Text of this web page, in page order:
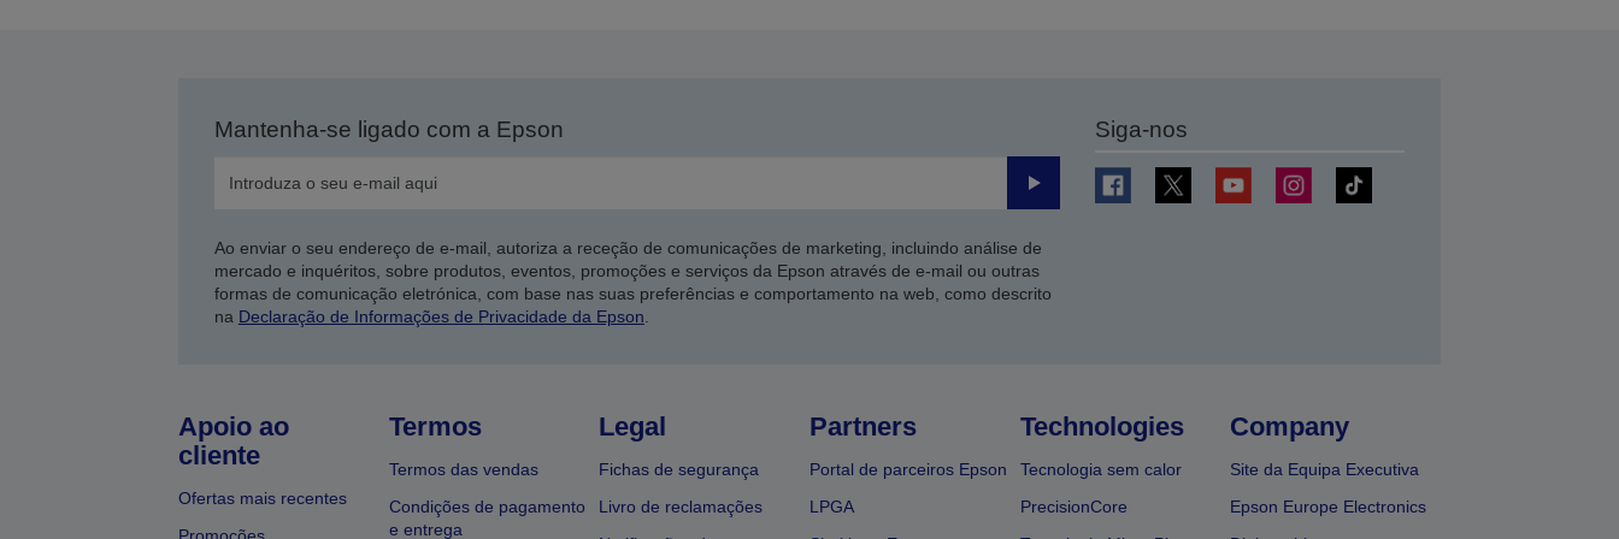
Mantenha-se ligado com a Epson
Enviar
Ao enviar o seu endereço de e-mail, autoriza a receção de comunicações de marketing, incluindo análise de
mercado e inquéritos, sobre produtos, eventos, promoções e serviços da Epson através de e-mail ou outras
formas de comunicação eletrónica, com base nas suas preferências e comportamento na web, como descrito
na Declaração de Informações de Privacidade da Epson.
Siga-nos
Apoio ao
cliente
Ofertas mais recentes
Termos
Termos das vendas
Condições de pagamento
e entrega
Legal
Fichas de segurança
Livro de reclamações
Partners
Portal de parceiros Epson
LPGA
Technologies
Tecnologia sem calor
PrecisionCore
Company
Site da Equipa Executiva
Epson Europe Electronics